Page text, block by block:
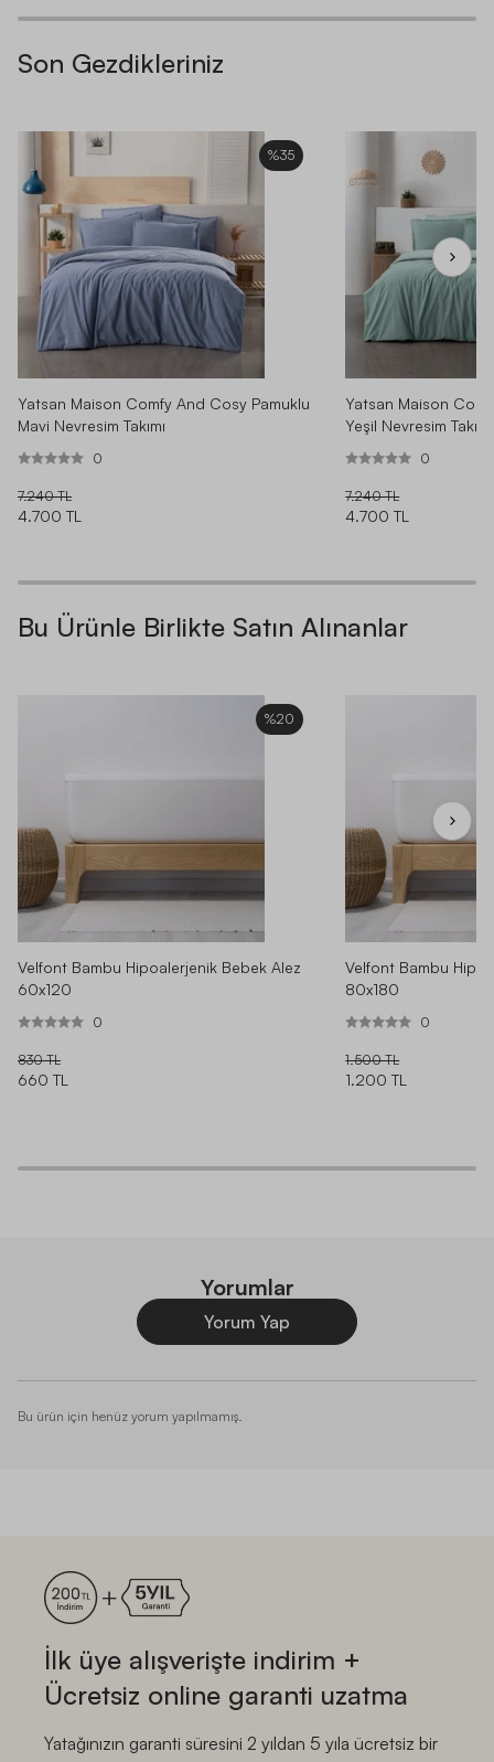
Son Gezdikleriniz
%35
Yatsan Maison Comfy And Cosy Pamuklu
Mavi Nevresim Takımı
0
7.240 TL
4.700 TL
Yatsan Maison
Yeşil Nevresim Takımı
0
7.240 TL
4.700 TL
Bu Ürünle Birlikte Satın Alınanlar
%20
Velfont Bambu Hipoalerjenik Bebek Alez
60x120
0
830 TL
660 TL
Velfont Bambu
80x180
0
1.500 TL
1.200 TL
Yorumlar
Yorum Yap
Bu ürün için henüz yorum yapılmamış.
İlk üye alışverişte indirim +
Ücretsiz online garanti uzatma
Yatağınızın garanti süresini 2 yıldan 5 yıla ücretsiz bir